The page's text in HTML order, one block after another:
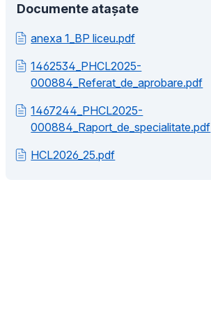
Documente atașate
anexa 1_BP liceu.pdf
1462534_PHCL2025-
000884_Referat_de_aprobare.pdf
1467244_PHCL2025-
000884_Raport_de_specialitate.pdf
HCL2026_25.pdf